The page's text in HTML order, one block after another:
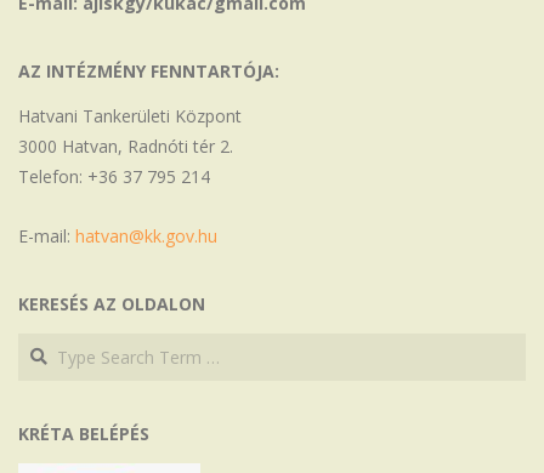
AZ INTÉZMÉNY FENNTARTÓJA:
Hatvani Tankerületi Központ
3000 Hatvan, Radnóti tér 2.
Telefon: +36 37 795 214
E-mail: hatvan@kk.gov.hu
KERESÉS AZ OLDALON
Search
Search
KRÉTA BELÉPÉS